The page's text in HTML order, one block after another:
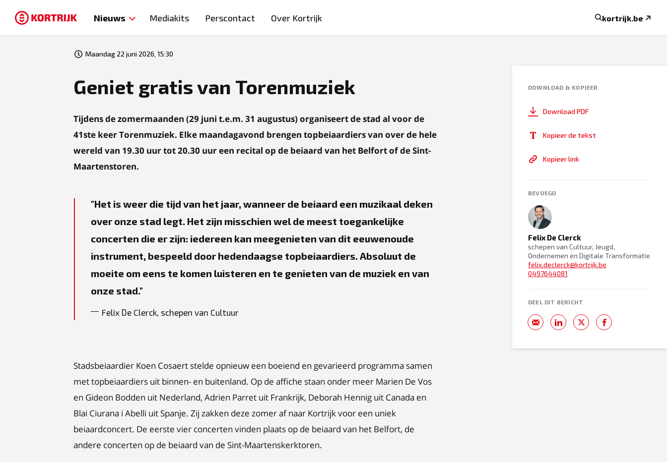
Nieuws Mediakits Perscontact Over Kortrijk kortrijk.be
Maandag 22 juni 2026, 15:30
Geniet gratis van Torenmuziek
Tijdens de zomermaanden (29 juni t.e.m. 31 augustus) organiseert de stad al voor de
41ste keer Torenmuziek. Elke maandagavond brengen topbeiaardiers van over de hele
wereld van 19.30 uur tot 20.30 uur een recital op de beiaard van het Belfort of de Sint-
Maartenstoren.
Het is weer die tijd van het jaar, wanneer de beiaard een muzikaal deken
over onze stad legt. Het zijn misschien wel de meest toegankelijke
concerten die er zijn: iedereen kan meegenieten van dit eeuwenoude
instrument, bespeeld door hedendaagse topbeiaardiers. Absoluut de
moeite om eens te komen luisteren en te genieten van de muziek en van
onze stad.
Felix De Clerck, schepen van Cultuur
Stadsbeiaardier Koen Cosaert stelde opnieuw een boeiend en gevarieerd programma samen
met topbeiaardiers uit binnen- en buitenland. Op de affiche staan onder meer Marien De Vos
en Gideon Bodden uit Nederland, Adrien Parret uit Frankrijk, Deborah Hennig uit Canada en
Blai Ciurana i Abelli uit Spanje. Zij zakken deze zomer af naar Kortrijk voor een uniek
beiaardconcert. De eerste vier concerten vinden plaats op de beiaard van het Belfort, de
andere concerten op de beiaard van de Sint-Maartenskerktoren.
DOWNLOAD & KOPIEER
Download PDF
Kopieer de tekst
Kopieer link
BEVOEGD
Felix De Clerck
schepen van Cultuur, Jeugd,
Ondernemen en Digitale Transformatie
felix.declerck@kortrijk.be
0497644081
DEEL DIT BERICHT